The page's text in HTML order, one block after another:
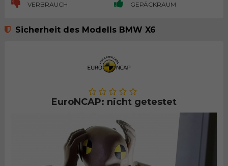
VERBRAUCH GEPÄCKRAUM
Sicherheit des Modells BMW X6
EuroNCAP: nicht getestet